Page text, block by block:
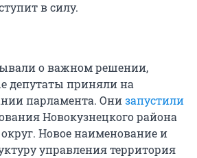
в силу.
о важном решении,
депутаты приняли на
парламента. Онизапустили
Новокузнецкого района
Новое наименование и
управления территория